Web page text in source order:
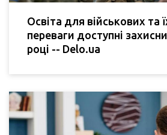
Освіта для військових та
переваги доступні
році -- Delo.ua